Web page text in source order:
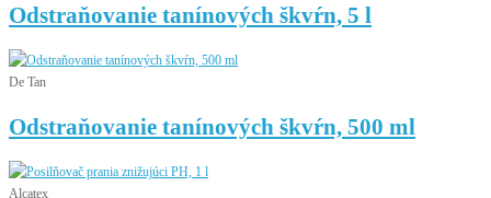
Odstraňovanie tanínových škvŕn, 5 l
De Tan
Odstraňovanie tanínových škvŕn, 500 ml
Alcatex